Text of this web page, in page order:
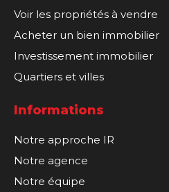
Voir les propriétés à vendre
Acheter un bien immobilier
Investissement immobilier
Quartiers et villes
Informations
Notre approche IR
Notre agence
Notre équipe